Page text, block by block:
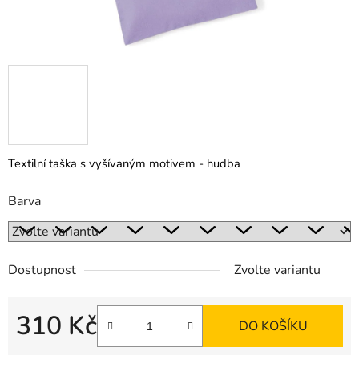
Textilní taška s vyšívaným motivem - hudba
Barva
Dostupnost Zvolte variantu
310 Kč DO KOŠÍKU